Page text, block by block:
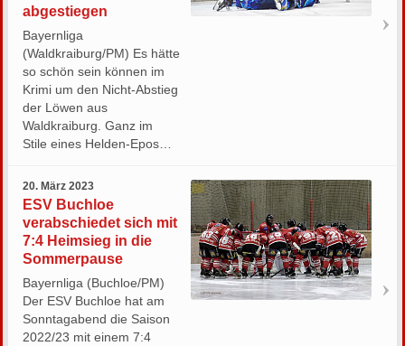
abgestiegen
Bayernliga
(Waldkraiburg/PM) Es hätte
so schön sein können im
Krimi um den Nicht-Abstieg
der Löwen aus
Waldkraiburg. Ganz im
Stile eines Helden-Epos…
20. März 2023
ESV Buchloe
verabschiedet sich mit
7:4 Heimsieg in die
Sommerpause
Bayernliga (Buchloe/PM)
Der ESV Buchloe hat am
Sonntagabend die Saison
2022/23 mit einem 7:4